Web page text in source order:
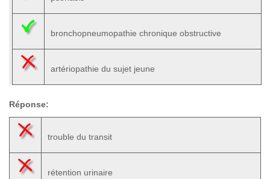
bronchopneumopathie chronique obstructive
artériopathie du sujet jeune
Réponse:
trouble du transit
rétention urinaire